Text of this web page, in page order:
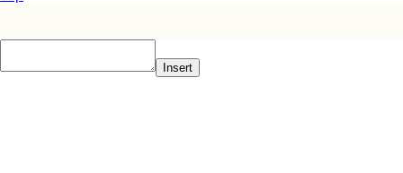
Insert